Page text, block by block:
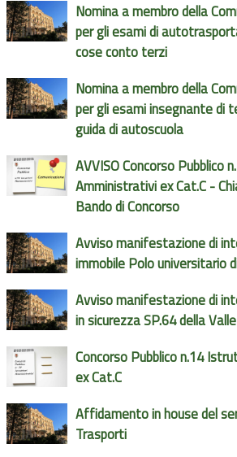
Nomina a membro della
per gli esami di
cose conto terzi
Nomina a membro della
per gli esami insegnante di
guida di autoscuola
AVVISO Concorso Pubblico
Amministrativi ex Cat.C -
Bando di Concorso
Avviso manifestazione di
immobile Polo universitario
Avviso manifestazione di
in sicurezza SP.64 della
Concorso Pubblico n.14
ex Cat.C
Affidamento in house del
Trasporti